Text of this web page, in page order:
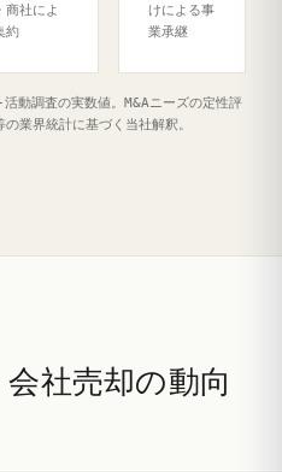
商社によ
約
けによる事
業承継
動調査の実数値。M&Aニーズの定性評
業界統計に基づく当社解釈。
社売却の動向